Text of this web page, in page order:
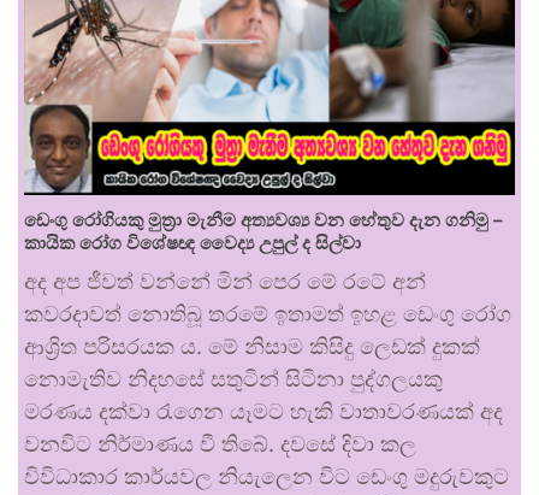
ඩෙංගු රෝගියකු ⁣මුත්‍රා මැනීම අත්‍යවශ්‍ය වන හේතුව දැන ගනිමු –
කායික රෝග විශේෂඥ වෛද්‍ය උපුල් ද සිල්වා
අද අප ජීවත් වන්නේ මින් පෙර මේ රටේ අන්
කවරදාවත් නොතිබූ තරමේ ඉතාමත් ඉහළ ඩෙංගු රෝග
ආශ්‍රිත පරිසරයක ය. මේ නිසාම කිසිදු ලෙඩක් දුකක්
නොමැතිව නිදහසේ සතුටින් සිටිනා පුද්ගලයකු
මරණය දක්වා රැගෙන යෑමට හැකි වාතාවරණයක් අද
වනවිට නිර්මාණය වී තිබේ. දවසේ දිවා කල
විවිධාකාර කාර්යවල නියැලෙන විට ඩෙංගු මදුරුවකුට